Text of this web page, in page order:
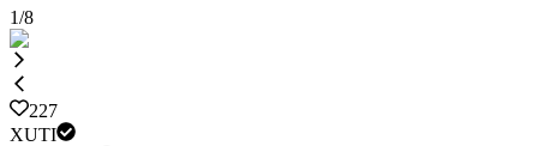
1/8
227
XUTI